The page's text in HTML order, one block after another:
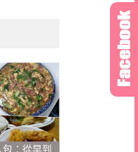
：從早到